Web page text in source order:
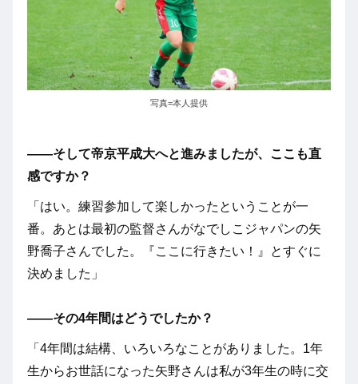
写真=本人提供
――そして帝京平成大へと進みましたが、ここも直
感ですか？
「はい。練習参加して楽しかったということが一
番。あとは最初の監督さんがなでしこジャパンの矢
野喬子さんでした。『ここに行きたい！』とすぐに
決めました」
――その4年間はどうでしたか？
「4年間は結構、いろいろなことがありました。1年
生からお世話になった矢野さんは私が3年生の時に交